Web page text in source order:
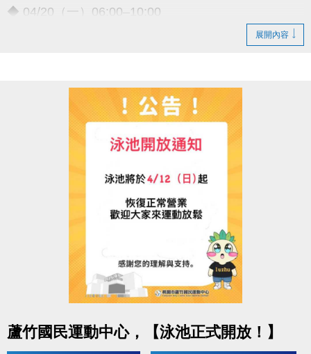
◆ 04/20（一）06:00–10:00
造成不便敬請見諒，感謝您的理解與配合
-洽詢專線：03-2639066 #115、116
https://www.lzsports.com.tw/zh_TW/news/pageID/1/
-FB : 桃園市蘆竹國民運動中心
展開內容
蘆竹國民運動中心，【泳池正式開放！】